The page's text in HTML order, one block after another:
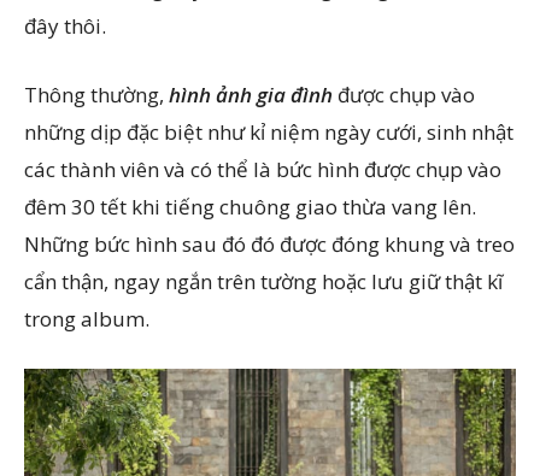
đây thôi.
Thông thường, hình ảnh gia đình được chụp vào
những dịp đặc biệt như kỉ niệm ngày cưới, sinh nhật
các thành viên và có thể là bức hình được chụp vào
đêm 30 tết khi tiếng chuông giao thừa vang lên.
Những bức hình sau đó đó được đóng khung và treo
cẩn thận, ngay ngắn trên tường hoặc lưu giữ thật kĩ
trong album.